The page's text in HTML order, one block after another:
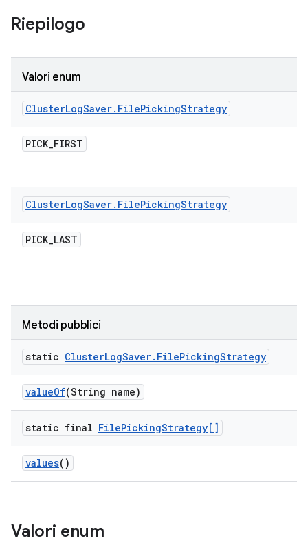
Riepilogo
Valori enum
ClusterLogSaver. FilePickingStrategy
PICK_FIRST
ClusterLogSaver. FilePickingStrategy
PICK_LAST
Metodi pubblici
static ClusterLogSaver. FilePickingStrategy
valueOf(String name)
static final FilePickingStrategy[]
values()
Valori enum